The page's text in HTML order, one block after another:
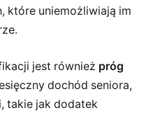
które uniemożliwiają im
jest również próg
dochód seniora,
takie jak dodatek